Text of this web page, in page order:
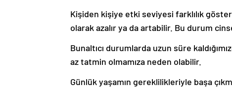
Kişiden kişiye etki seviyesi farklılık
olarak azalır ya da artabilir. Bu durum
Bunaltıcı durumlarda uzun süre
az tatmin olmamıza neden olabilir.
Günlük yaşamın gereklilikleriyle başa